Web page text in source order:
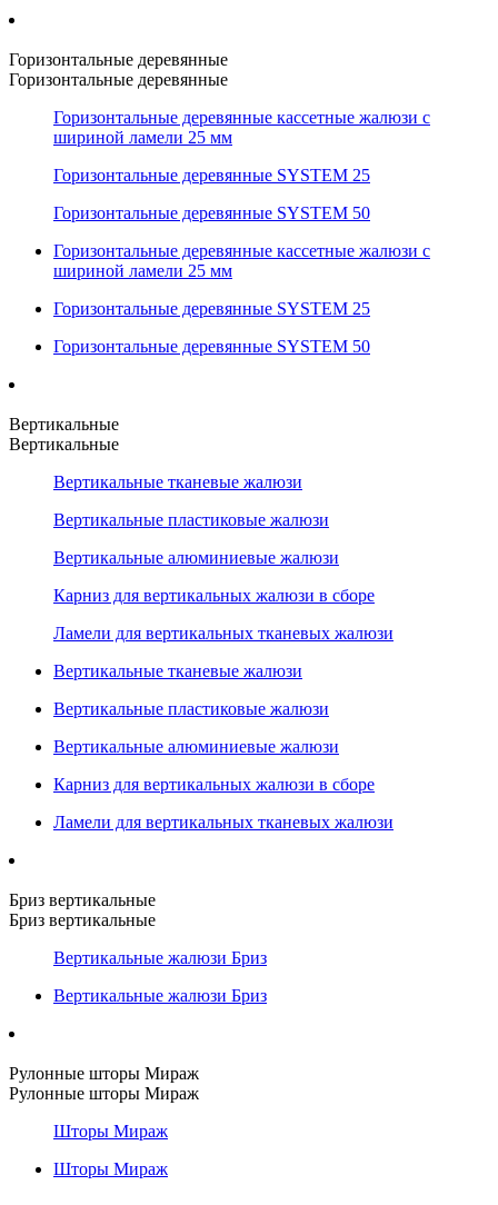
Горизонтальные деревянные
Горизонтальные деревянные
Горизонтальные деревянные кассетные жалюзи с
шириной ламели 25 мм
Горизонтальные деревянные SYSTEM 25
Горизонтальные деревянные SYSTEM 50
Горизонтальные деревянные кассетные жалюзи с
шириной ламели 25 мм
Горизонтальные деревянные SYSTEM 25
Горизонтальные деревянные SYSTEM 50
Вертикальные
Вертикальные
Вертикальные тканевые жалюзи
Вертикальные пластиковые жалюзи
Вертикальные алюминиевые жалюзи
Карниз для вертикальных жалюзи в сборе
Ламели для вертикальных тканевых жалюзи
Вертикальные тканевые жалюзи
Вертикальные пластиковые жалюзи
Вертикальные алюминиевые жалюзи
Карниз для вертикальных жалюзи в сборе
Ламели для вертикальных тканевых жалюзи
Бриз вертикальные
Бриз вертикальные
Вертикальные жалюзи Бриз
Вертикальные жалюзи Бриз
Рулонные шторы Мираж
Рулонные шторы Мираж
Шторы Мираж
Шторы Мираж